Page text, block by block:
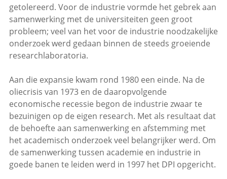
getolereerd. Voor de industrie vormde het gebrek aan
samenwerking met de universiteiten geen groot
probleem; veel van het voor de industrie noodzakelijke
onderzoek werd gedaan binnen de steeds groeiende
researchlaboratoria.
Aan die expansie kwam rond 1980 een einde. Na de
oliecrisis van 1973 en de daaropvolgende
economische recessie begon de industrie zwaar te
bezuinigen op de eigen research. Met als resultaat dat
de behoefte aan samenwerking en afstemming met
het academisch onderzoek veel belangrijker werd. Om
de samenwerking tussen academie en industrie in
goede banen te leiden werd in 1997 het DPI opgericht.